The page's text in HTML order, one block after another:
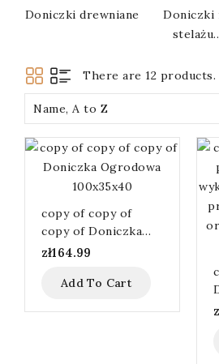
Doniczki drewniane
Doniczki
There are 12 products.
Name, A to Z
copy of copy of
copy of Doniczka
Ogrodowa
zł164.99
Add To Cart